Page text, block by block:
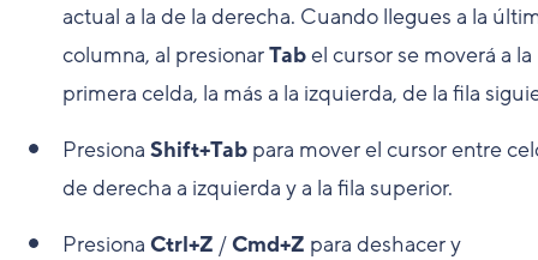
actual a la de la derecha. Cuando llegues a la
columna, al presionarTabel cursor se moverá a la
primera celda, la más a la izquierda, de la fila
Presiona Shift+Tab para mover el cursor entre
de derecha a izquierda y a la fila superior.
Presiona Ctrl+Z /Cmd+Z para deshacer y